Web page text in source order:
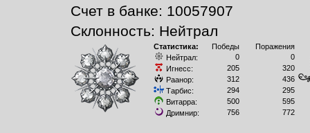
Счет в банке: 10057907
Склонность: Нейтрал
Статистика: Победы
Поражения
Нейтрал:
0
0
Игнесс:
205
320
Раанор:
312
436
Тарбис:
294
295
Витарра:
500
595
Дримнир:
756 772